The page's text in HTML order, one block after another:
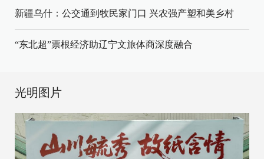
新疆乌什：公交通到牧民家门口 兴农强产塑和美乡村
“东北超”票根经济助辽宁文旅体商深度融合
光明图片